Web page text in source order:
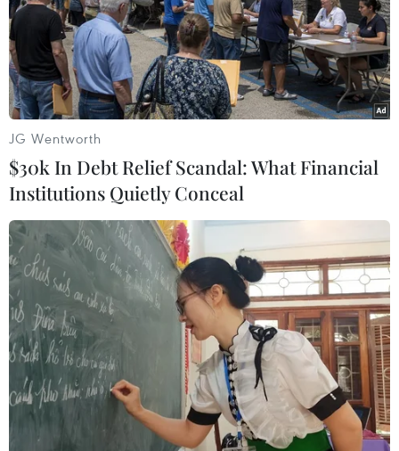
(TTXVN/Vietnam+)
#Iran #eo biển Hormuz
#căn cứ hải quân
#Đế chế Parthia
JG Wentworth
$30k In Debt Relief Scandal: What Financial
Institutions Quietly Conceal